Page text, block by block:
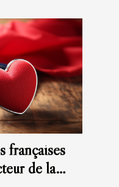
françaises
de la